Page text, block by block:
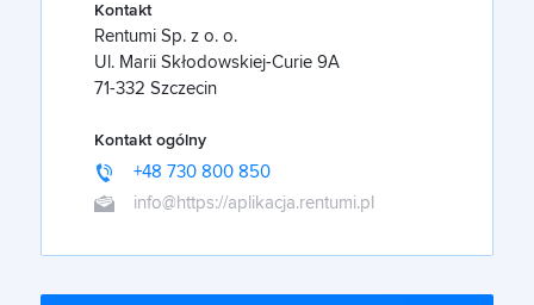
Kontakt
Rentumi Sp. z o. o.
Ul. Marii Skłodowskiej-Curie 9A
71-332 Szczecin
Kontakt ogólny
+48 730 800 850
info@https://aplikacja.rentumi.pl